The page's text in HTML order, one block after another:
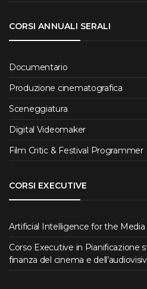
CORSI ANNUALI SERALI
Documentario
Produzione cinematografica
Sceneggiatura
Digital Videomaker
Film Critic & Festival Programmer
CORSI EXECUTIVE
Artificial Intelligence for the
Corso Executive in Pianificazione
finanza del cinema e